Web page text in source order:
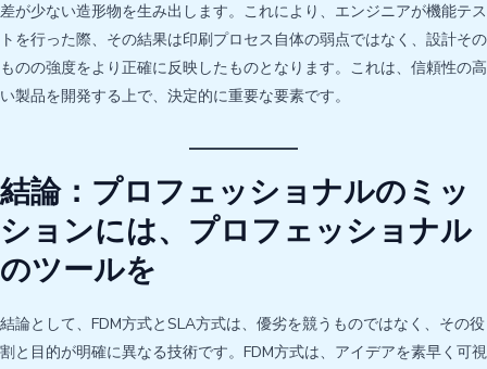
差が少ない造形物を生み出します。これにより、エンジニアが機能テス
トを行った際、その結果は印刷プロセス自体の弱点ではなく、設計その
ものの強度をより正確に反映したものとなります。これは、信頼性の高
い製品を開発する上で、決定的に重要な要素です。
結論：プロフェッショナルのミッ
ションには、プロフェッショナル
のツールを
結論として、FDM方式とSLA方式は、優劣を競うものではなく、その役
割と目的が明確に異なる技術です。FDM方式は、アイデアを素早く可視